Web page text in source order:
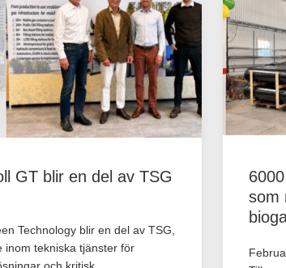
GT blir en del av TSG
Technology blir en del av TSG,
inom tekniska tjänster för
som